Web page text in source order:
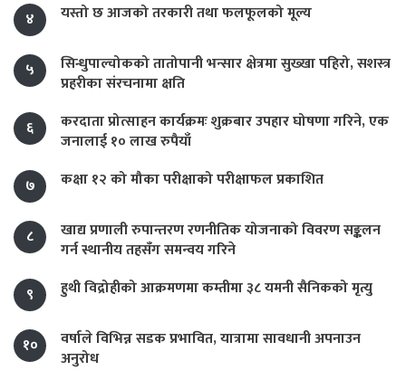
४
यस्तो छ आजको तरकारी तथा फलफूलको मूल्य
५
सिन्धुपाल्चोकको तातोपानी भन्सार क्षेत्रमा सुख्खा पहिरो, सशस्त्र
प्रहरीका संरचनामा क्षति
६
करदाता प्रोत्साहन कार्यक्रमः शुक्रबार उपहार घोषणा गरिने, एक
जनालाई १० लाख रुपैयाँ
७
कक्षा १२ को मौका परीक्षाको परीक्षाफल प्रकाशित
८
खाद्य प्रणाली रुपान्तरण रणनीतिक योजनाको विवरण सङ्कलन
गर्न स्थानीय तहसँग समन्वय गरिने
९
हुथी विद्रोहीको आक्रमणमा कम्तीमा ३८ यमनी सैनिकको मृत्यु
१०
वर्षाले विभिन्न सडक प्रभावित, यात्रामा सावधानी अपनाउन
अनुरोध